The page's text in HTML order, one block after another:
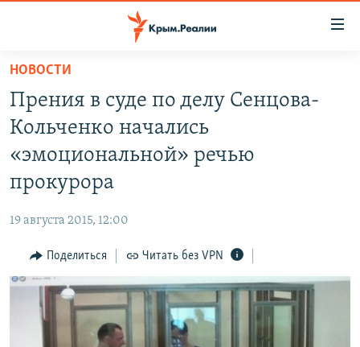
Вернуться
основному
содержанию
главной
Вернутся
поиску
СПЕЦПРОЕКТЫ
ИНТЕРАКТИВ
ИНФОГРАФИКА
ТЕЛЕПРОЕКТ КРЫМ.РЕАЛИИ
СОВЕТЫ ПРАВОЗАЩИТНИКОВ
РАДІО СВОБОДА
КАК ОБОЙТИ БЛОКИРОВКУ
Українською
Qırımtatar
НОВОСТИ
Прения в суде по делу Сенцова-
Кольченко начались
«эмоциональной» речью
прокурора
19 августа 2015, 12:00
Поделиться Читать без VPN